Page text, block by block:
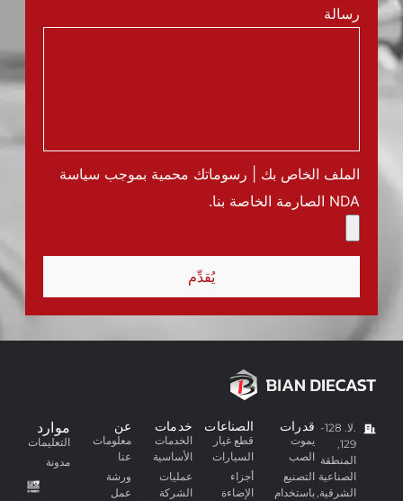
رسالة
الملف الخاص بك | رسوماتك محمية بموجب سياسة
NDA الصارمة الخاصة بنا.
يُقدِّم
.لا. 128-
129,
المنطقة
الصناعية
الشرقية,
قدرات
يموت
الصب
التصنيع
باستخدام
الصناعات
قطع غيار
السيارات
أجزاء
الإضاءة
خدمات
الخدمات
الأساسية
عمليات
الشركة
عن
معلومات
عنا
ورشة
عمل
موارد
التعليمات
مدونة